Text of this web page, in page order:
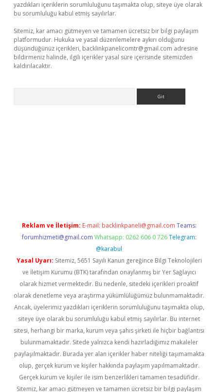
yazdıkları içeriklerin sorumluluğunu taşımakta olup, siteye üye olarak
bu sorumluluğu kabul etmiş sayılırlar.
Sitemiz, kar amacı gütmeyen ve tamamen ücretsiz bir bilgi paylaşım
platformudur. Hukuka ve yasal düzenlemelere aykırı olduğunu
düşündüğünüz içerikleri, backlinkpanelicomtr@gmail.com adresine
bildirmeniz halinde, ilgili içerikler yasal süre içerisinde sitemizden
kaldırılacaktır.
Reklam ve İletişim: E-mail: backlinkpaneli@gmail.com Teams:
forumhizmeti@gmail.com Whatsapp: 0262 606 0 726 Telegram:
@karabul
Yasal Uyarı: Sitemiz, 5651 Sayılı Kanun gereğince Bilgi Teknolojileri
ve İletişim Kurumu (BTK) tarafından onaylanmış bir Yer Sağlayıcı
olarak hizmet vermektedir. Bu nedenle, sitedeki içerikleri proaktif
olarak denetleme veya araştırma yükümlülüğümüz bulunmamaktadır.
Ancak, üyelerimiz yazdıkları içeriklerin sorumluluğunu taşımakta olup,
siteye üye olarak bu sorumluluğu kabul etmiş sayılırlar. Bu internet
sitesi, herhangi bir marka, kurum veya şahıs şirketi ile hiçbir bağlantısı
bulunmamaktadır. Sitede yalnızca kendi hazırladığımız makaleler
paylaşılmaktadır. Burada yer alan içerikler haber niteliği taşımamakta
olup, gerçek kurum ve kişiler hakkında paylaşım yapılmamaktadır.
Gerçek kurum ve kişiler ile isim benzerlikleri tamamen tesadüfidir.
Sitemiz, kar amacı gütmeyen ve tamamen ücretsiz bir bilgi paylaşım